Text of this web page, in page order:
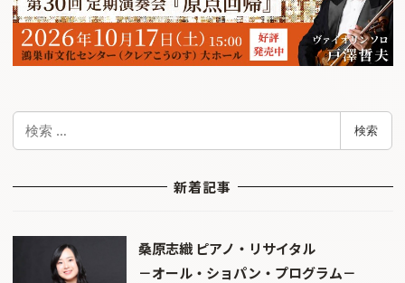
検
検索
新着記事
桑原志織 ピアノ・リサイタル
－オール・ショパン・プログラム－